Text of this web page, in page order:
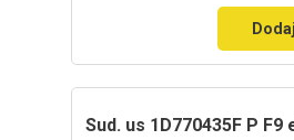
sud. us 1D770435F P F9